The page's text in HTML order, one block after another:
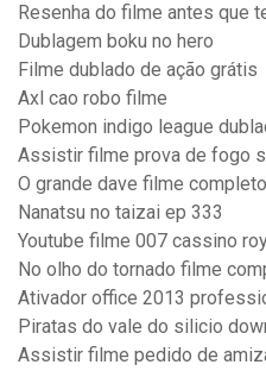
Resenha do filme antes que
Dublagem boku no hero
Filme dublado de ação grátis
Axl cao robo filme
Pokemon indigo league
Assistir filme prova de fogo
O grande dave filme
Nanatsu no taizai ep 333
Youtube filme 007 cassino
No olho do tornado filme
Ativador office 2013
Piratas do vale do silicio
Assistir filme pedido de